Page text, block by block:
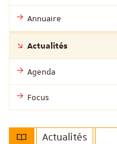
Annuaire
Actualités
Agenda
Focus
Actualités